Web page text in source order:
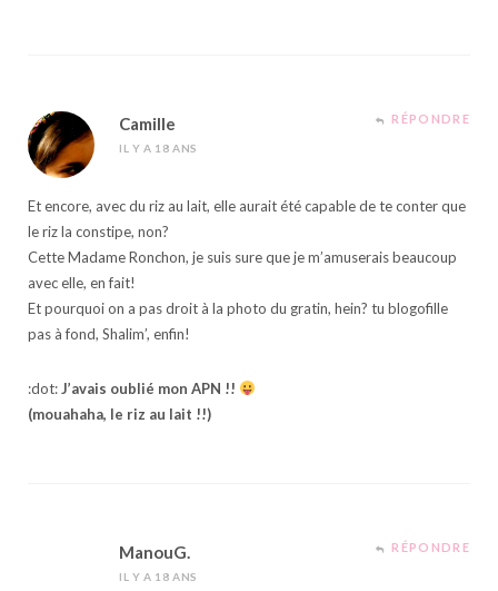
Camille
IL Y A 18 ANS
RÉPONDRE
Et encore, avec du riz au lait, elle aurait été capable de te conter que
le riz la constipe, non?
Cette Madame Ronchon, je suis sure que je m’amuserais beaucoup
avec elle, en fait!
Et pourquoi on a pas droit à la photo du gratin, hein? tu blogofille
pas à fond, Shalim’, enfin!
:dot:J’avais oublié mon APN !!
(mouahaha, le riz au lait !!)
ManouG.
IL Y A 18 ANS
RÉPONDRE